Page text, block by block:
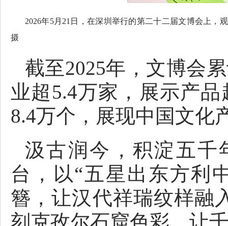
2026年5月21日，在深圳举行的第二十二届文博会上
摄
截至2025年，文博会
业超5.4万家，展示产
8.4万个，展现中国文化
汲古润今，积淀五千
台，以“五星出东方利
簪，让汉代祥瑞纹样融